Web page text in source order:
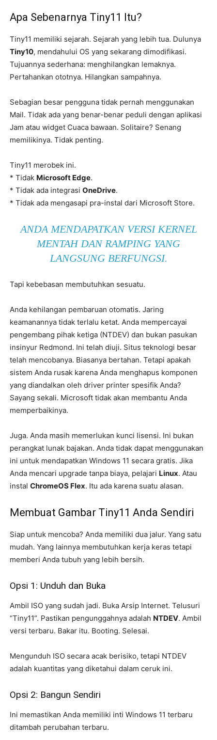
Apa Sebenarnya Tiny11 Itu?
Tiny11 memiliki sejarah. Sejarah yang lebih tua. Dulunya
Tiny10, mendahului OS yang sekarang dimodifikasi.
Tujuannya sederhana: menghilangkan lemaknya.
Pertahankan ototnya. Hilangkan sampahnya.
Sebagian besar pengguna tidak pernah menggunakan
Mail. Tidak ada yang benar-benar peduli dengan aplikasi
Jam atau widget Cuaca bawaan. Solitaire? Senang
memilikinya. Tidak penting.
Tiny11 merobek ini.
* Tidak Microsoft Edge.
* Tidak ada integrasi OneDrive.
* Tidak ada mengasapi pra-instal dari Microsoft Store.
ANDA MENDAPATKAN VERSI KERNEL
MENTAH DAN RAMPING YANG
LANGSUNG BERFUNGSI.
Tapi kebebasan membutuhkan sesuatu.
Anda kehilangan pembaruan otomatis. Jaring
keamanannya tidak terlalu ketat. Anda mempercayai
pengembang pihak ketiga (NTDEV) dan bukan pasukan
insinyur Redmond. Ini telah diuji. Situs teknologi besar
telah mencobanya. Biasanya bertahan. Tetapi apakah
sistem Anda rusak karena Anda menghapus komponen
yang diandalkan oleh driver printer spesifik Anda?
Sayang sekali. Microsoft tidak akan membantu Anda
memperbaikinya.
Juga. Anda masih memerlukan kunci lisensi. Ini bukan
perangkat lunak bajakan. Anda tidak dapat menggunakan
ini untuk mendapatkan Windows 11 secara gratis. Jika
Anda mencari upgrade tanpa biaya, pelajari Linux. Atau
instal ChromeOS Flex. Itu ada karena suatu alasan.
Membuat Gambar Tiny11 Anda Sendiri
Siap untuk mencoba? Anda memiliki dua jalur. Yang satu
mudah. Yang lainnya membutuhkan kerja keras tetapi
memberi Anda tubuh yang lebih bersih.
Opsi 1: Unduh dan Buka
Ambil ISO yang sudah jadi. Buka Arsip Internet. Telusuri
“Tiny11”. Pastikan pengunggahnya adalah NTDEV. Ambil
versi terbaru. Bakar itu. Booting. Selesai.
Mengunduh ISO secara acak berisiko, tetapi NTDEV
adalah kuantitas yang diketahui dalam ceruk ini.
Opsi 2: Bangun Sendiri
Ini memastikan Anda memiliki inti Windows 11 terbaru
ditambah perubahan terbaru.